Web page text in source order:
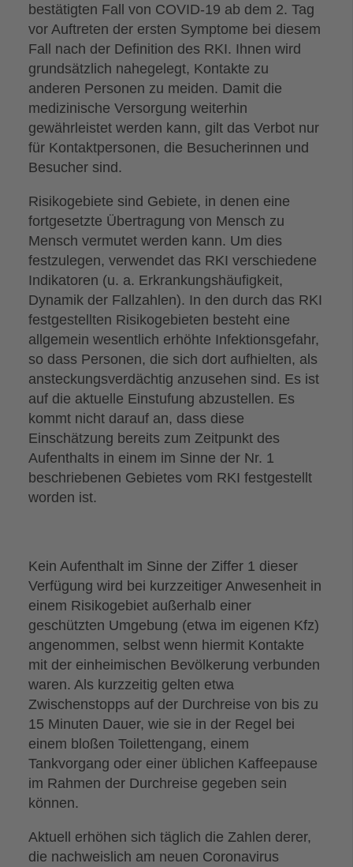
bestätigten Fall von COVID-19 ab dem 2. Tag
vor Auftreten der ersten Symptome bei diesem
Fall nach der Definition des RKI. Ihnen wird
grundsätzlich nahegelegt, Kontakte zu
anderen Personen zu meiden. Damit die
medizinische Versorgung weiterhin
gewährleistet werden kann, gilt das Verbot nur
für Kontaktpersonen, die Besucherinnen und
Besucher sind.
Risikogebiete sind Gebiete, in denen eine
fortgesetzte Übertragung von Mensch zu
Mensch vermutet werden kann. Um dies
festzulegen, verwendet das RKI verschiedene
Indikatoren (u. a. Erkrankungshäufigkeit,
Dynamik der Fallzahlen). In den durch das RKI
festgestellten Risikogebieten besteht eine
allgemein wesentlich erhöhte Infektionsgefahr,
so dass Personen, die sich dort aufhielten, als
ansteckungsverdächtig anzusehen sind. Es ist
auf die aktuelle Einstufung abzustellen. Es
kommt nicht darauf an, dass diese
Einschätzung bereits zum Zeitpunkt des
Aufenthalts in einem im Sinne der Nr. 1
beschriebenen Gebietes vom RKI festgestellt
worden ist.
Kein Aufenthalt im Sinne der Ziffer 1 dieser
Verfügung wird bei kurzzeitiger Anwesenheit in
einem Risikogebiet außerhalb einer
geschützten Umgebung (etwa im eigenen Kfz)
angenommen, selbst wenn hiermit Kontakte
mit der einheimischen Bevölkerung verbunden
waren. Als kurzzeitig gelten etwa
Zwischenstopps auf der Durchreise von bis zu
15 Minuten Dauer, wie sie in der Regel bei
einem bloßen Toilettengang, einem
Tankvorgang oder einer üblichen Kaffeepause
im Rahmen der Durchreise gegeben sein
können.
Aktuell erhöhen sich täglich die Zahlen derer,
die nachweislich am neuen Coronavirus